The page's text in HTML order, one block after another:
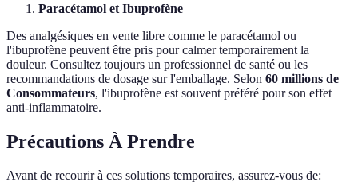
Paracétamol et Ibuprofène
Des analgésiques en vente libre comme le paracétamol ou
l'ibuprofène peuvent être pris pour calmer temporairement la
douleur. Consultez toujours un professionnel de santé ou les
recommandations de dosage sur l'emballage. Selon 60 millions de
Consommateurs, l'ibuprofène est souvent préféré pour son effet
anti-inflammatoire.
Précautions À Prendre
Avant de recourir à ces solutions temporaires, assurez-vous de: